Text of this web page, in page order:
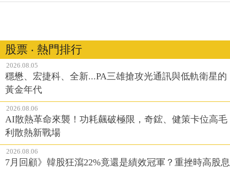
股票 ‧ 熱門排行
2026.08.05
穩懋、宏捷科、全新...PA三雄搶攻光通訊與低軌衛星的
黃金年代
2026.08.06
AI散熱革命來襲！功耗飆破極限，奇鋐、健策卡位高毛
利散熱新戰場
2026.08.06
7月回顧》韓股狂瀉22%竟還是績效冠軍？重挫時高股息